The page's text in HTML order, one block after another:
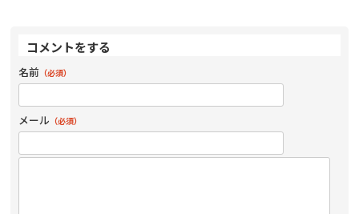
コメントをする
名前 （必須）
メール （必須）